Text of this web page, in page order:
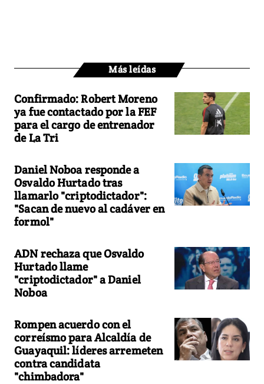
Más leídas
Confirmado: Robert Moreno
ya fue contactado por la FEF
para el cargo de entrenador
de La Tri
Daniel Noboa responde a
Osvaldo Hurtado tras
llamarlo "criptodictador":
"Sacan de nuevo al cadáver en
formol"
ADN rechaza que Osvaldo
Hurtado llame
"criptodictador" a Daniel
Noboa
Rompen acuerdo con el
correísmo para Alcaldía de
Guayaquil: líderes arremeten
contra candidata
"chimbadora"